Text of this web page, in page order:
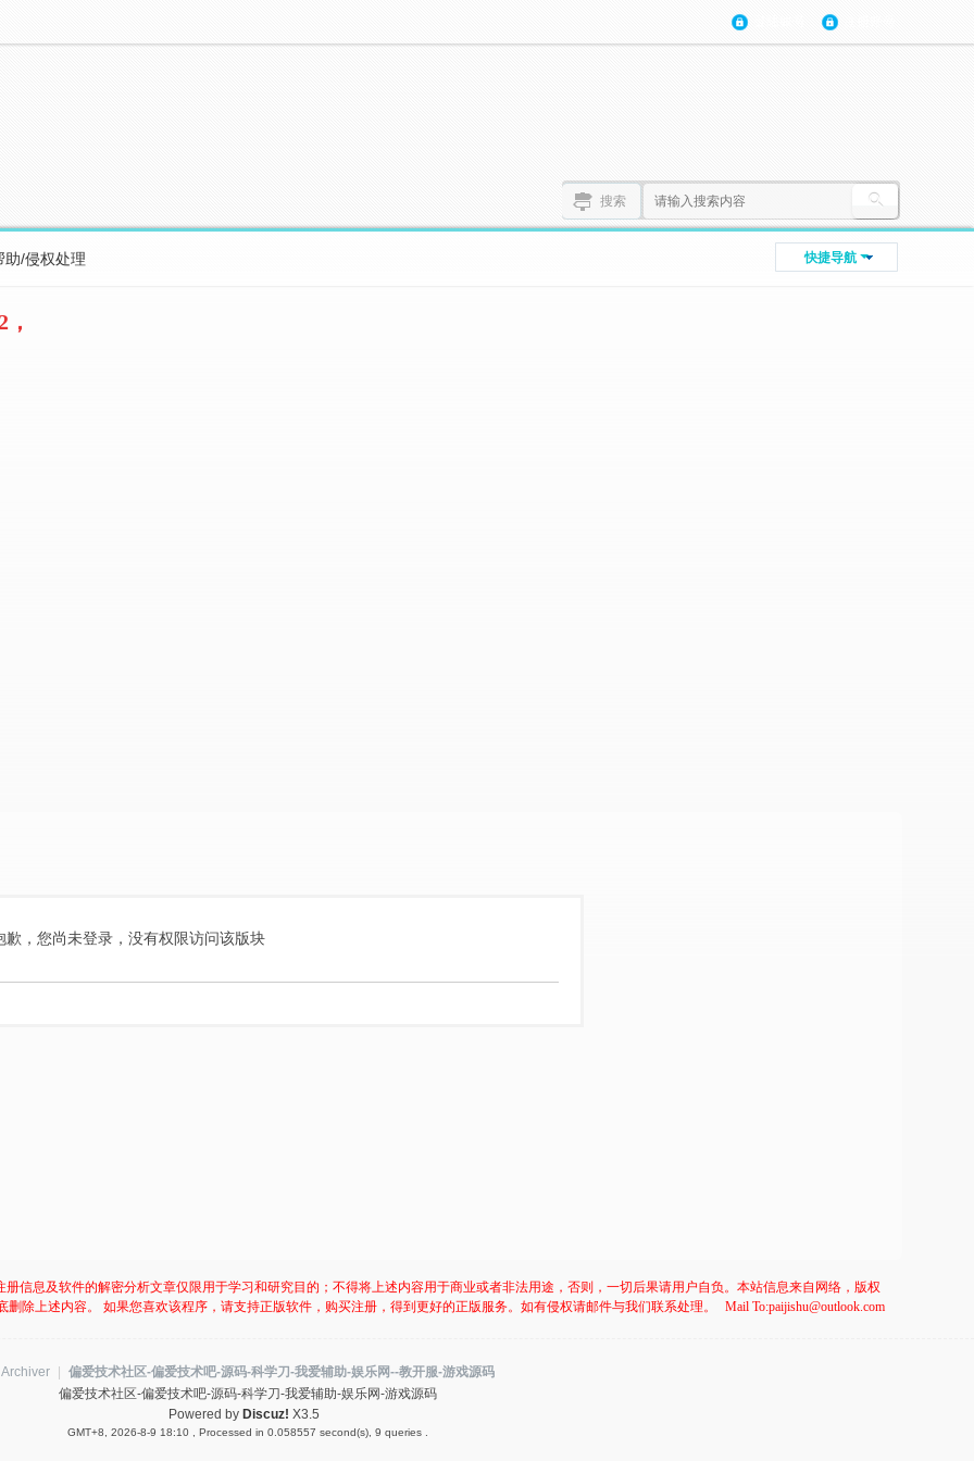
搜索
快捷导航
助/侵权处理
歉，您尚未登录，没有权限访问该版块
信息及软件的解密分析文章仅限用于学习和研究目的；不得将上述内容用于商业或者非法用途，否则，一切后果请用户自负。本站信息来自网络，版权
除上述内容。 如果您喜欢该程序，请支持正版软件，购买注册，得到更好的正版服务。如有侵权请邮件与我们联系处理。
Mail To:paijishu@outlook.com
Archiver
偏爱技术社区-偏爱技术吧-源码-科学刀-我爱辅助-娱乐网--教开服-游戏源码
偏爱技术社区-偏爱技术吧-源码-科学刀-我爱辅助-娱乐网-游戏源码
Powered by Discuz! X3.5
GMT+8, 2026-8-9 18:10 , Processed in 0.058557 second(s), 9 queries .